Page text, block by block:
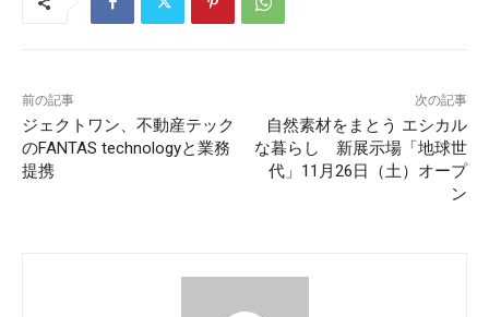
前の記事
ジェクトワン、不動産テック
のFANTAS technologyと業務
提携
次の記事
自然素材をまとう エシカル
な暮らし 新展示場「地球世
代」11月26日（土）オープ
ン